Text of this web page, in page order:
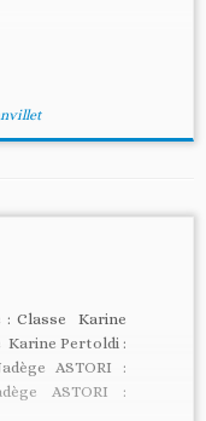
: Classe Karine
Karine Pertoldi :
ASTORI :
ASTORI :